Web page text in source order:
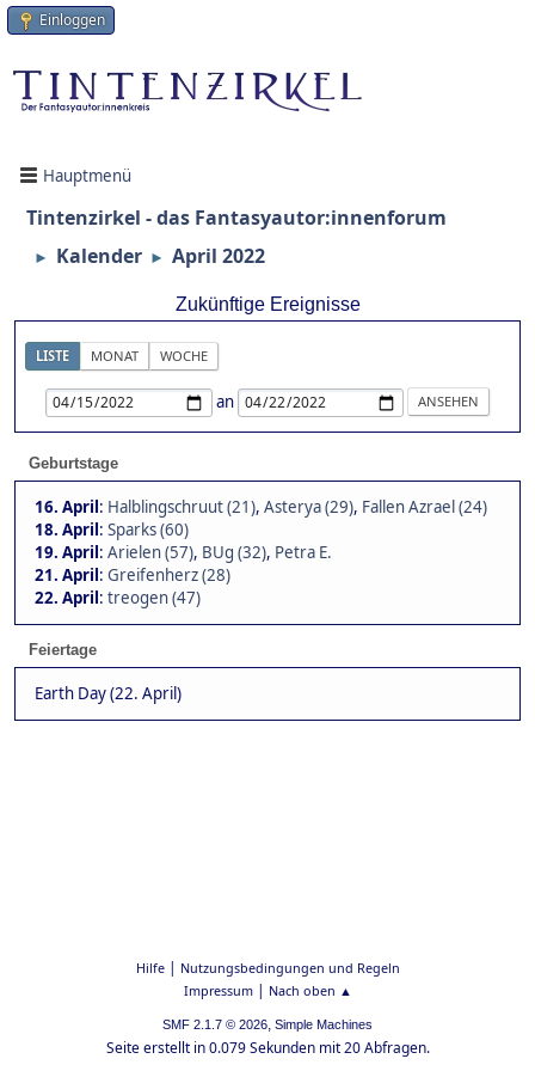
Einloggen
Hauptmenü
Tintenzirkel - das Fantasyautor:innenforum
► Kalender ► April 2022
Zukünftige Ereignisse
LISTE MONAT WOCHE
an
Geburtstage
16. April: Halblingschruut (21), Asterya (29), Fallen Azrael (24)
18. April: Sparks (60)
19. April: Arielen (57), BUg (32), Petra E.
21. April: Greifenherz (28)
22. April: treogen (47)
Feiertage
Earth Day (22. April)
Hilfe| Nutzungsbedingungen und Regeln
Impressum| Nach oben ▲
SMF 2.1.7 © 2026, Simple Machines
Seite erstellt in 0.079 Sekunden mit 20 Abfragen.